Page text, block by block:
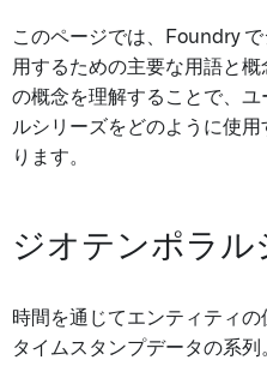
このページでは、Foundry
用するための主要な用語と
の概念を理解することで、
ルシリーズをどのように使
ります。
ジオテンポラル
時間を通じてエンティティ
タイムスタンプデータの系列